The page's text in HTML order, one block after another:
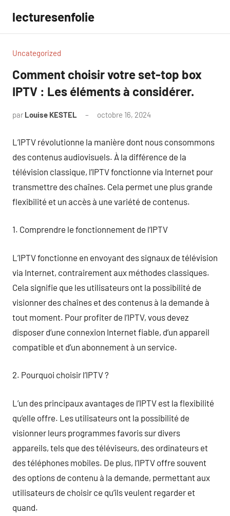
contenu
lecturesenfolie
Uncategorized
Comment choisir votre set-top box
IPTV : Les éléments à considérer.
par Louise KESTEL octobre 16, 2024
L’IPTV révolutionne la manière dont nous consommons
des contenus audiovisuels. À la différence de la
télévision classique, l’IPTV fonctionne via Internet pour
transmettre des chaînes. Cela permet une plus grande
flexibilité et un accès à une variété de contenus.
1. Comprendre le fonctionnement de l’IPTV
L’IPTV fonctionne en envoyant des signaux de télévision
via Internet, contrairement aux méthodes classiques.
Cela signifie que les utilisateurs ont la possibilité de
visionner des chaînes et des contenus à la demande à
tout moment. Pour profiter de l’IPTV, vous devez
disposer d’une connexion Internet fiable, d’un appareil
compatible et d’un abonnement à un service.
2. Pourquoi choisir l’IPTV ?
L’un des principaux avantages de l’IPTV est la flexibilité
qu’elle offre. Les utilisateurs ont la possibilité de
visionner leurs programmes favoris sur divers
appareils, tels que des téléviseurs, des ordinateurs et
des téléphones mobiles. De plus, l’IPTV offre souvent
des options de contenu à la demande, permettant aux
utilisateurs de choisir ce qu’ils veulent regarder et
quand.